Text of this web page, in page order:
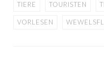
TIERE TOURISTEN
VORLESEN